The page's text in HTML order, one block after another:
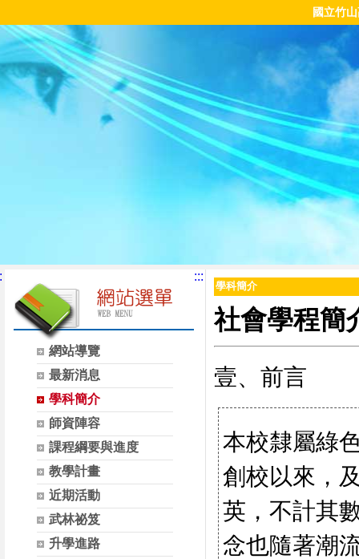
國立竹
網站導覽
最新消息
學科簡介
師資陣容
課程綱要與進度
教學計畫
近期活動
武林祕笈
升學進路
:::
學科簡介
社會學程簡
壹、前言
本校隸屬綠
創校以來，
英，不計其
念也隨著潮